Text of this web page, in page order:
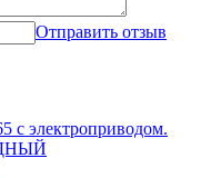
Отправить отзыв